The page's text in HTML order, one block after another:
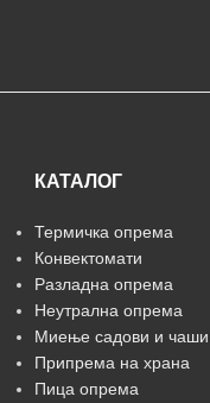
КАТАЛОГ
Термичка опрема
Конвектомати
Разладна опрема
Неутрална опрема
Миење садови и чаши
Припрема на храна
Пица опрема